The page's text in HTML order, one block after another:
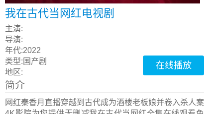
我在古代当网红电视剧
主演:
导演:
年代:2022
类型: 国产剧
地区:
在线播放
简介
网红秦香月直播穿越到古代成为酒楼老板娘并卷入杀人案